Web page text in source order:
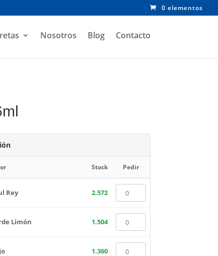
0 elementos
Nosotros Blog Contacto
Stock Pedir
Rey 2.572
Limón 1.504
1.360